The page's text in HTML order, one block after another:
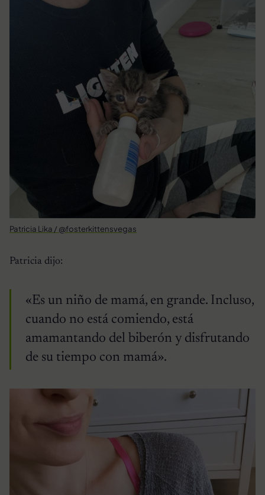
Patricia Lika / @fosterkittensvegas
Patricia dijo:
«Es un niño de mamá, en grande. Incluso,
cuando no está comiendo, está
amamantando del biberón y disfrutando
de su tiempo con mamá».